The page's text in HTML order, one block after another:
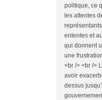
politique, ce
les attentes
ententes et
qui donnent
une
<br /> <br />
avoir
dessus